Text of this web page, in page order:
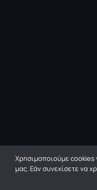
Χρησιμοποιούμε cookies
μας. Εάν συνεχίσετε να